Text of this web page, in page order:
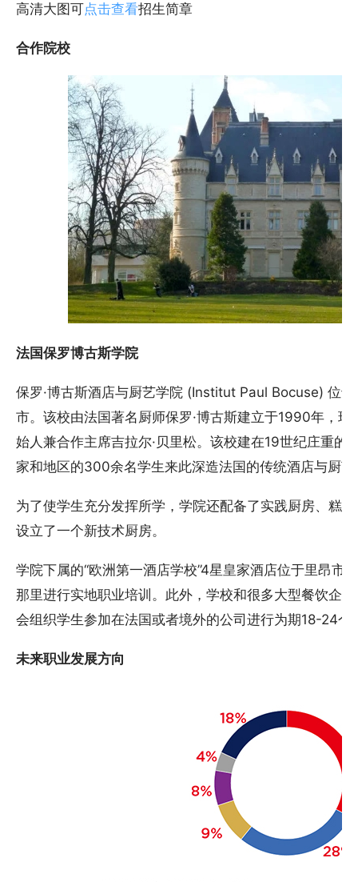
高清大图可点击查看招生简章
合作院校
法国保罗博古斯学院
保罗·博古斯酒店与厨艺学院 (Institut Paul Bocuse) 位于
市。该校由法国著名厨师保罗·博古斯建立于1990年，
始人兼合作主席吉拉尔·贝里松。该校建在19世纪庄重的
家和地区的300余名学生来此深造法国的传统酒店与厨艺
为了使学生充分发挥所学，学院还配备了实践厨房、糕
设立了一个新技术厨房。
学院下属的“欧洲第一酒店学校”4星皇家酒店位于里昂市
那里进行实地职业培训。此外，学校和很多大型餐饮企
会组织学生参加在法国或者境外的公司进行为期18-24个
未来职业发展方向